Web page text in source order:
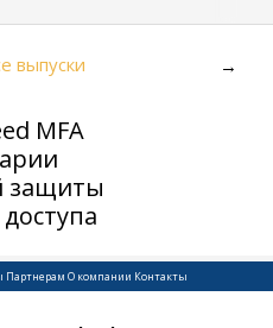
выпуски →
MFA
защиты
Партнерам О компании Контакты